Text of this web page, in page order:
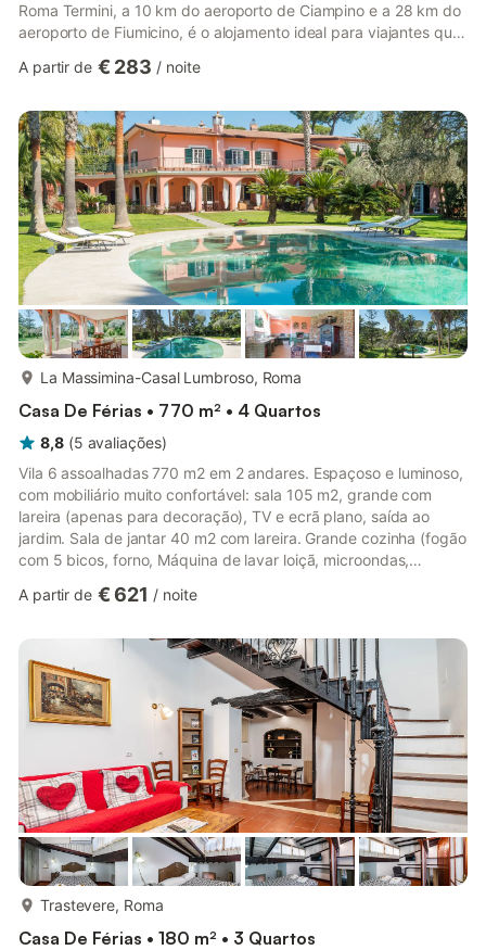
Roma Termini, a 10 km do aeroporto de Ciampino e a 28 km do
aeroporto de Fiumicino, é o alojamento ideal para viajantes que
localização central, a cadeira de refeição para crianças e o
e grupos que desejam uma estadia relaxante a poucos minutos
das maravilhas intemporais de Roma. Roma é uma cidade
replet...
A partir de € 283 / noite
La Massimina-Casal Lumbroso, Roma
Casa De Férias • 770 m² • 4 Quartos
8,8 (5 avaliações)
Vila 6 assoalhadas 770 m2 em 2 andares. Espaçoso e luminoso,
com mobiliário muito confortável: sala 105 m2, grande com
lareira (apenas para decoração), TV e ecrã plano, saída ao
jardim. Sala de jantar 40 m2 com lareira. Grande cozinha (fogão
com 5 bicos, forno, Máquina de lavar loiçã, microondas,
jantar, lareira, TV e ecrã plano, saída ao terraço-jardim.
quarto com 2 camas (160 cm, 220 cm de comprimento),
banheira/bidê/WC, banheira de hidromasagem, TV, ecrã plano
e ar condicion...
A partir de € 621 / noite
Trastevere, Roma
Casa De Férias • 180 m² • 3 Quartos